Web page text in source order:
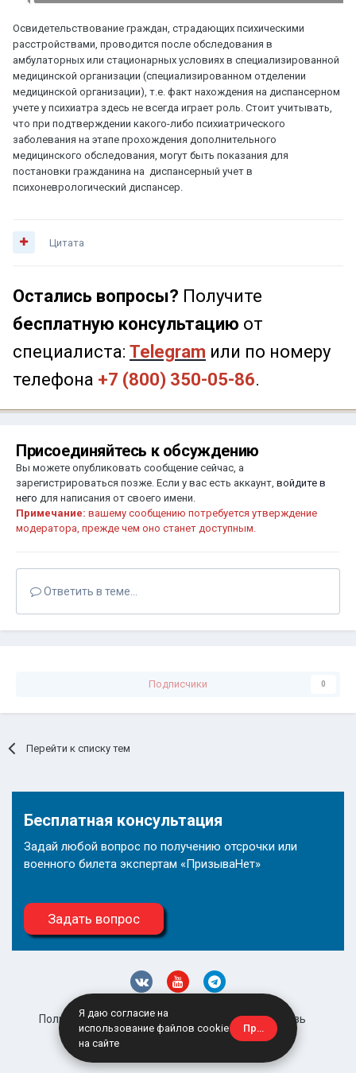
Освидетельствование граждан, страдающих психическими
расстройствами, проводится после обследования в
амбулаторных или стационарных условиях в специализированной
медицинской организации (специализированном отделении
медицинской организации), т.е. факт нахождения на диспансерном
учете у психиатра здесь не всегда играет роль. Стоит учитывать,
что при подтверждении какого-либо психиатрического
заболевания на этапе прохождения дополнительного
медицинского обследования, могут быть показания для
постановки гражданина на диспансерный учет в
психоневрологический диспансер.
Цитата
Остались вопросы? Получите
бесплатную консультацию от
специалиста: Telegram или по номеру
телефона +7 (800) 350-05-86.
Присоединяйтесь к обсуждению
Вы можете опубликовать сообщение сейчас, а
зарегистрироваться позже. Если у вас есть аккаунт, войдите в
него для написания от своего имени.
Примечание: вашему сообщению потребуется утверждение
модератора, прежде чем оно станет доступным.
Ответить в теме...
Подписчики 0
Перейти к списку тем
Бесплатная консультация
Задай любой вопрос по получению отсрочки или
военного билета экспертам «ПризываНет»
Задать вопрос
Политика конфиденциальности
Обратная связь
site@prizyvanet.ru
Я даю согласие на
использование файлов cookie
на сайте
Принять